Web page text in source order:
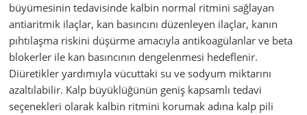
büyümesinin tedavisinde kalbin normal ritmini sağlayan
antiaritmik ilaçlar, kan basıncını düzenleyen ilaçlar, kanın
pıhtılaşma riskini düşürme amacıyla antikoagülanlar ve beta
blokerler ile kan basıncının dengelenmesi hedeflenir.
Diüretikler yardımıyla vücuttaki su ve sodyum miktarını
azaltılabilir. Kalp büyüklüğünün geniş kapsamlı tedavi
seçenekleri olarak kalbin ritmini korumak adına kalp pili